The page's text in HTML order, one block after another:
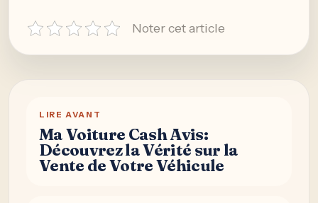
Noter cet article
LIRE AVANT
Ma Voiture Cash Avis:
Découvrez la Vérité sur la
Vente de Votre Véhicule